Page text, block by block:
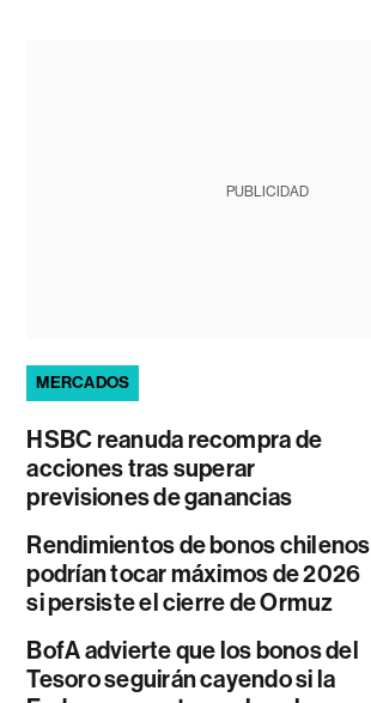
PUBLICIDAD
MERCADOS
HSBC reanuda recompra de
acciones tras superar
previsiones de ganancias
Rendimientos de bonos chilenos
podrían tocar máximos de 2026
si persiste el cierre de Ormuz
BofA advierte que los bonos del
Tesoro seguirán cayendo si la